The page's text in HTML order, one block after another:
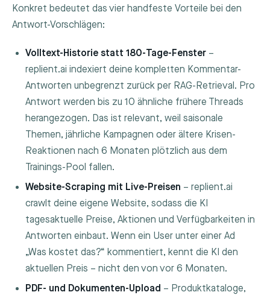
Konkret bedeutet das vier handfeste Vorteile bei den
Antwort-Vorschlägen:
Volltext-Historie statt 180-Tage-Fenster –
replient.ai indexiert deine kompletten Kommentar-
Antworten unbegrenzt zurück per RAG-Retrieval. Pro
Antwort werden bis zu 10 ähnliche frühere Threads
herangezogen. Das ist relevant, weil saisonale
Themen, jährliche Kampagnen oder ältere Krisen-
Reaktionen nach 6 Monaten plötzlich aus dem
Trainings-Pool fallen.
Website-Scraping mit Live-Preisen – replient.ai
crawlt deine eigene Website, sodass die KI
tagesaktuelle Preise, Aktionen und Verfügbarkeiten in
Antworten einbaut. Wenn ein User unter einer Ad
„Was kostet das?“ kommentiert, kennt die KI den
aktuellen Preis – nicht den von vor 6 Monaten.
PDF- und Dokumenten-Upload – Produktkataloge,